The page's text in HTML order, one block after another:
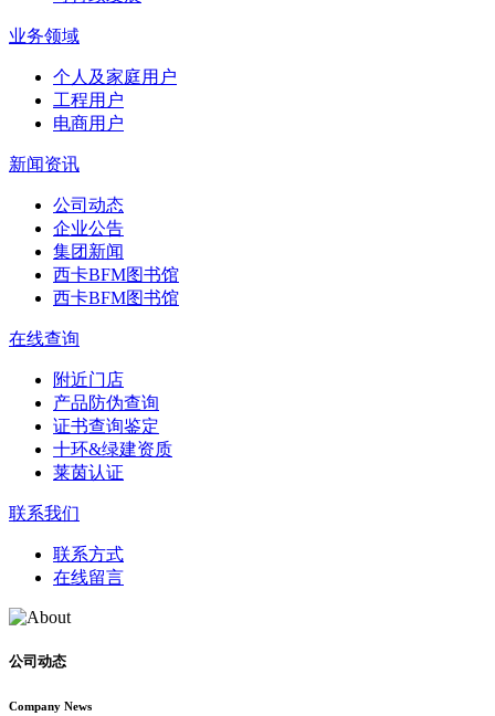
业务领域
个人及家庭用户
工程用户
电商用户
新闻资讯
公司动态
企业公告
集团新闻
西卡BFM图书馆
西卡BFM图书馆
在线查询
附近门店
产品防伪查询
证书查询鉴定
十环&绿建资质
莱茵认证
联系我们
联系方式
在线留言
公司动态
Company News